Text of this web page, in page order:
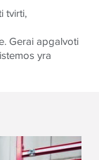
tvirti,
Gerai apgalvoti
yra